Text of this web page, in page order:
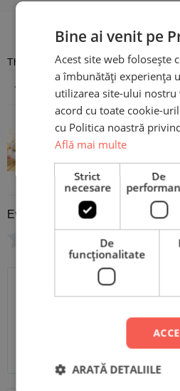
There are no reviews yet
Adaugă o recenzie
Cană
mesaj - Tată
Evaluare
0/
Bine ai venit pe
Acest site web folosește
a îmbunătăți experiența
utilizarea site-ului
acord cu toate cookie-
cu Politica noastră
Află mai multe
Strict
necesare
De
De
funcţionalitate
ARATĂ DETALIILE